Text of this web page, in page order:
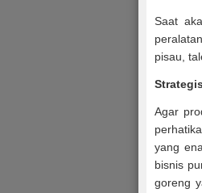
Saat
pisau,
Agar
yang
bisnis
goreng